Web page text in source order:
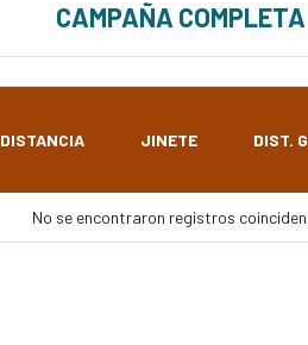
CAMPAÑA COMPLETA
DISTANCIA JINETE DIST.
No se encontraron registros